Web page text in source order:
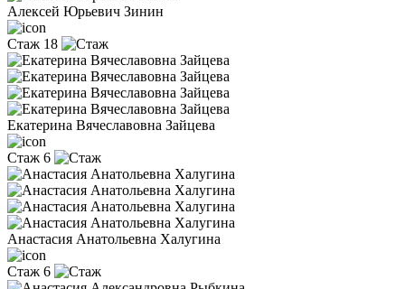
Алексей Юрьевич Зинин
Стаж 18
Екатерина Вячеславовна Зайцева
Стаж 6
Анастасия Анатольевна Халугина
Стаж 6